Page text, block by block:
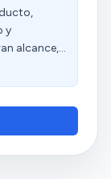
Y
o
y oculto
normal y
fotos,
y
alcance,
sobre
diversas.